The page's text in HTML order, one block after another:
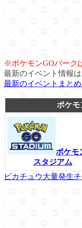
※ポケモンGOパーク
最新のイベント情報
最新のイベントまと
ポケモ
ポケモ
スタジアム
ピカチュウ大量発生